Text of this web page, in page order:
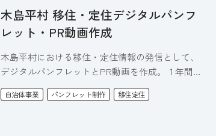
木島平村 移住・定住デジタルパンフ
レット・PR動画作成
木島平村における移住・定住情報の発信として、
デジタルパンフレットとPR動画を作成。１年間を
通して撮影・取材を行い、四季折…
自治体事業 パンフレット制作 移住定住